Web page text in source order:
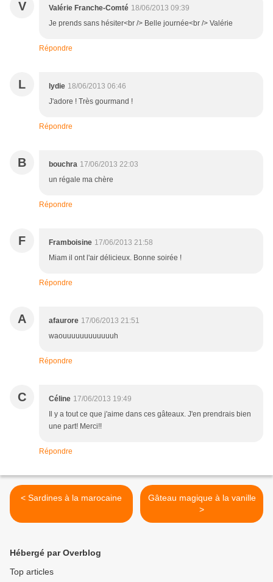
V Valérie Franche-Comté 18/06/2013 09:39
Je prends sans hésiter<br /> Belle journée<br /> Valérie
Répondre
L lydie 18/06/2013 06:46
J'adore ! Très gourmand !
Répondre
B bouchra 17/06/2013 22:03
un régale ma chère
Répondre
F Framboisine 17/06/2013 21:58
Miam il ont l'air délicieux. Bonne soirée !
Répondre
A afaurore 17/06/2013 21:51
waouuuuuuuuuuuuh
Répondre
C Céline 17/06/2013 19:49
Il y a tout ce que j'aime dans ces gâteaux. J'en prendrais bien
une part! Merci!!
Répondre
< Sardines à la marocaine
Gâteau magique à la vanille
>
Hébergé par Overblog
Top articles